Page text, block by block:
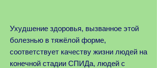
Ухудшение здоровья, вызванное этой
болезнью в тяжёлой форме,
соответствует качеству жизни людей на
конечной стадии СПИДа, людей с